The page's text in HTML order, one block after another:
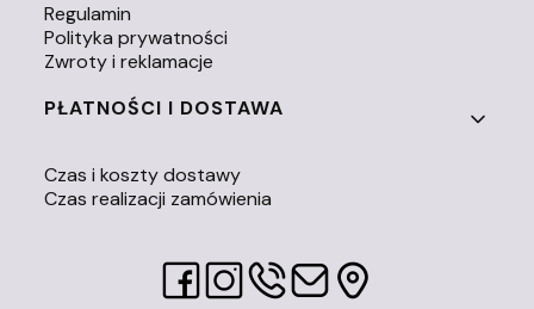
Regulamin
Polityka prywatności
Zwroty i reklamacje
PŁATNOŚCI I DOSTAWA
Czas i koszty dostawy
Czas realizacji zamówienia